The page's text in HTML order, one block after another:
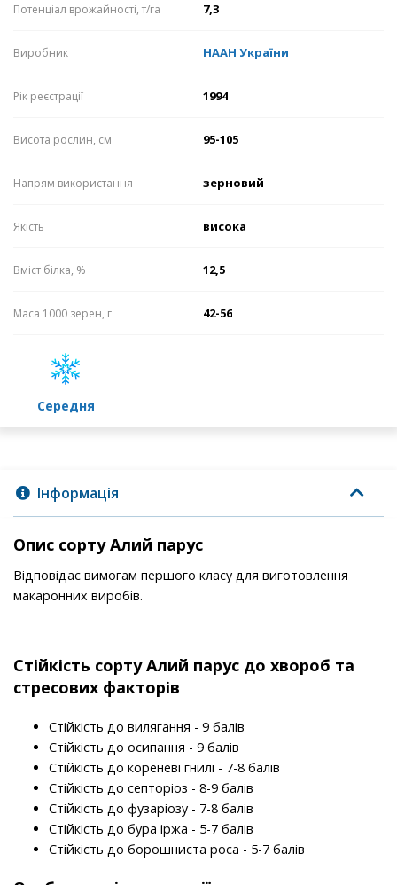
Потенціал врожайності, т/га 7,3
Виробник НААН України
Рік реєстрації 1994
Висота рослин, см 95-105
Напрям використання зерновий
Якість висока
Вміст білка, % 12,5
Маса 1000 зерен, г 42-56
середня
Інформація
Опис сорту Алий парус
Відповідає вимогам першого класу для виготовлення
макаронних виробів.
Стійкість сортуАлий парус до хвороб та
стресових факторів
Стійкість до вилягання - 9 балів
Стійкість до осипання - 9 балів
Стійкість до кореневі гнилі - 7-8 балів
Стійкість до септоріоз - 8-9 балів
Стійкість до фузаріозу - 7-8 балів
Стійкість до бура іржа - 5-7 балів
Стійкість до борошниста роса - 5-7 балів